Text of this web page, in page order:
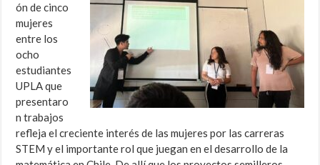
ón de cinco
mujeres
entre los
ocho
estudiantes
UPLA que
presentaro
n trabajos
refleja el creciente interés de las mujeres por las carreras
STEM y el importante rol que juegan en el desarrollo de la